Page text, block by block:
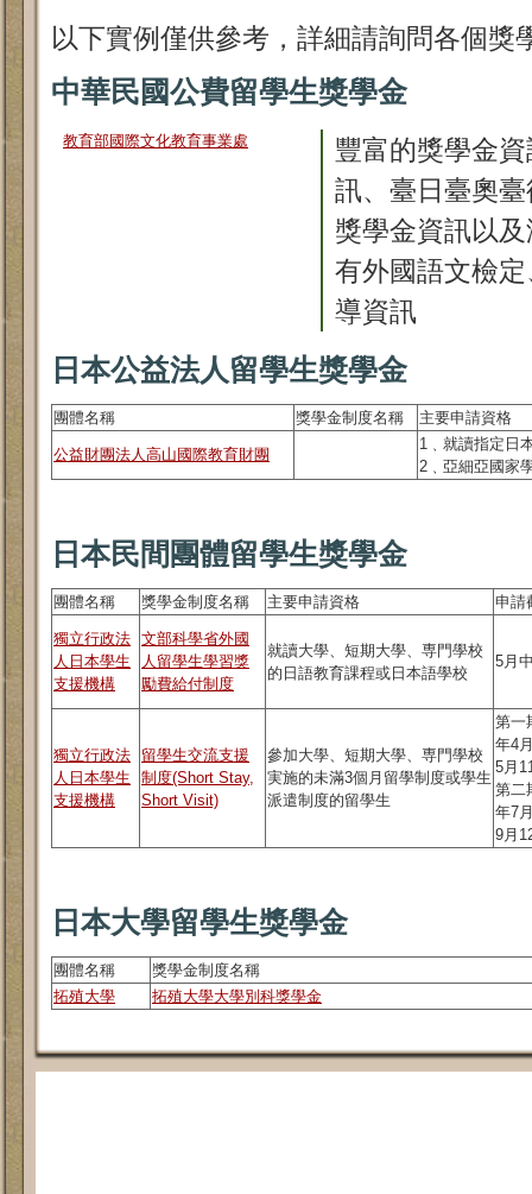
以下實例僅供參考，詳細請詢問各個獎
中華民國公費留學生獎學金
教育部國際文化教育事業處
豐富的獎學金
訊、臺日臺奧
獎學金資訊以
有外國語文檢
導資訊
日本公益法人留學生獎學金
團體名稱 獎學金制度名稱 主要申請資格
公益財團法人高山國際教育財團
1﹑就讀指定日
2﹑亞細亞國家
日本民間團體留學生獎學金
團體名稱 獎學金制度名稱 主要申請資格 申請
獨立行政法
人日本學生
支援機構
文部科學省外國
人留學生學習獎
勵費給付制度
就讀大學、短期大學、専門學校
的日語教育課程或日本語學校
5月
獨立行政法
人日本學生
支援機構
留學生交流支援
制度(Short Stay,
Short Visit)
參加大學、短期大學、専門學校
実施的未滿3個月留學制度或學生
派遣制度的留學生
第一
年4
5月
第二
年7
9月
日本大學留學生獎學金
團體名稱
獎學金制度名稱
拓殖大學
拓殖大學大學別科獎學金